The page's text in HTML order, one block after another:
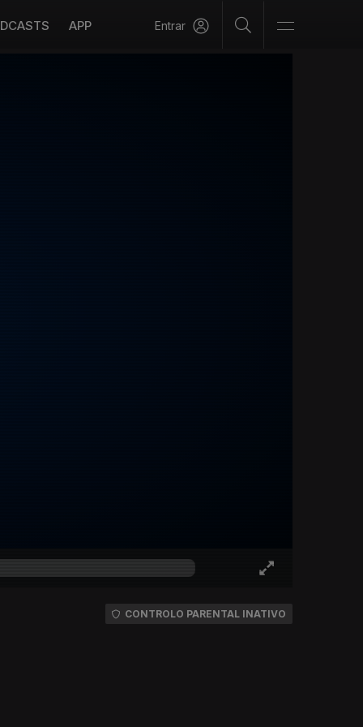
APP Entrar
CONTROLO PARENTAL INATIVO